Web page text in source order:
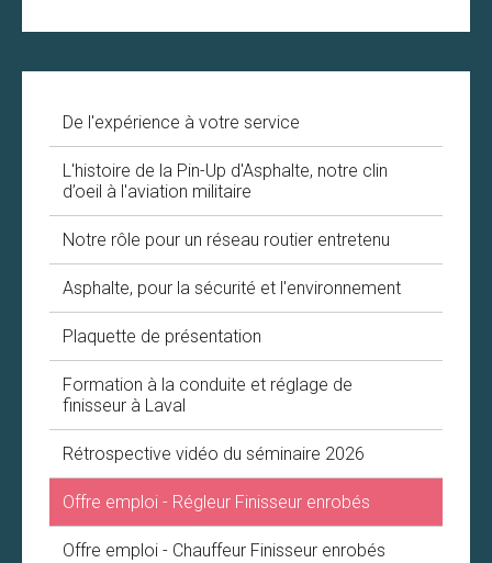
De l'expérience à votre service
L'histoire de la Pin-Up d'Asphalte, notre clin
d’oeil à l'aviation militaire
Notre rôle pour un réseau routier entretenu
Asphalte, pour la sécurité et l'environnement
Plaquette de présentation
Formation à la conduite et réglage de
finisseur à Laval
Rétrospective vidéo du séminaire 2026
Offre emploi - Régleur Finisseur enrobés
Offre emploi - Chauffeur Finisseur enrobés